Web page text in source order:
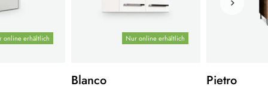
online erhältlich Nur online erhältlich
Blanco Pietro